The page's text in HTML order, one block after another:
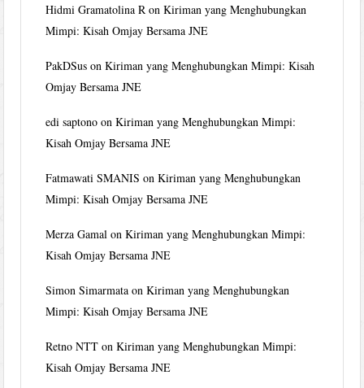
Hidmi Gramatolina R onKiriman yang Menghubungkan
Mimpi: Kisah Omjay Bersama JNE
PakDSus onKiriman yang Menghubungkan Mimpi: Kisah
Omjay Bersama JNE
edi saptono onKiriman yang Menghubungkan Mimpi:
Kisah Omjay Bersama JNE
Fatmawati SMANIS onKiriman yang Menghubungkan
Mimpi: Kisah Omjay Bersama JNE
Merza Gamal onKiriman yang Menghubungkan Mimpi:
Kisah Omjay Bersama JNE
Simon Simarmata onKiriman yang Menghubungkan
Mimpi: Kisah Omjay Bersama JNE
Retno NTT onKiriman yang Menghubungkan Mimpi:
Kisah Omjay Bersama JNE